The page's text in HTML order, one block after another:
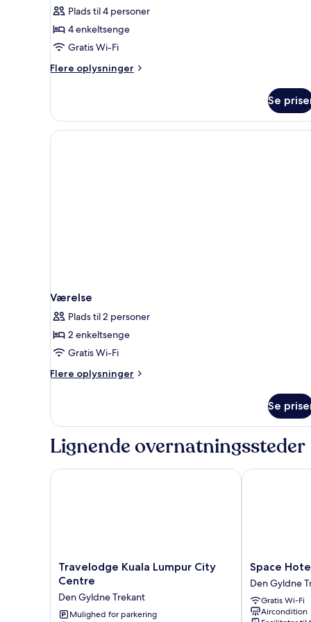
Deluxe-
værelse
til
personer
Plads til 4 personer
4 enkeltsenge
Gratis Wi-Fi
Flere oplysninger
Flere
værelse
til
4
Se
Værelse
Plads til 2 personer
2 enkeltsenge
Gratis Wi-Fi
Flere oplysninger
Flere
Se
Lignende overnatningssteder
Travelodge
Kuala
City
Centre
Travelodge Kuala Lumpur City
Centre
Den Gyldne Trekant
Mulighed for parkering
Travelodge Kuala Lumpur City Centre
Space
Hotel
Den
Gyldne
Trekant
Space
Den Gyldne
Gratis Wi-Fi
Aircondition
Space Hotel